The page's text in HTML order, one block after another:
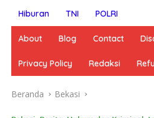
Hiburan TNI POLRI
About Blog Contact
Privacy Policy Redaksi
Beranda Bekasi